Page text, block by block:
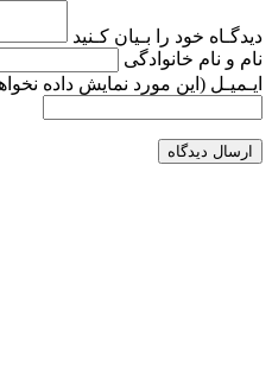
دیدگـاه خود را بـیان کـنید
نام و نام خانوادگی
ایـمیـل (این مورد نمایش داده
ارسال دیدگاه